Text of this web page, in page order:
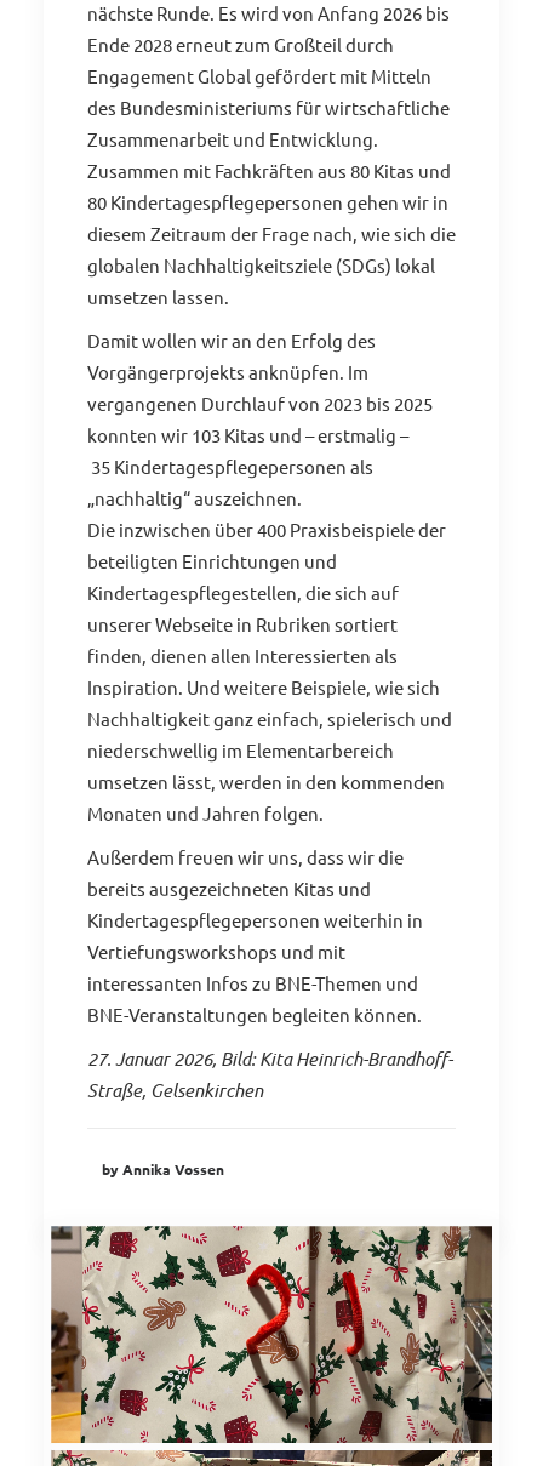
nächste Runde. Es wird von Anfang 2026 bis
Ende 2028 erneut zum Großteil durch
Engagement Global gefördert mit Mitteln
des Bundesministeriums für wirtschaftliche
Zusammenarbeit und Entwicklung.
Zusammen mit Fachkräften aus 80 Kitas und
80 Kindertagespflegepersonen gehen wir in
diesem Zeitraum der Frage nach, wie sich die
globalen Nachhaltigkeitsziele (SDGs) lokal
umsetzen lassen.
Damit wollen wir an den Erfolg des
Vorgängerprojekts anknüpfen. Im
vergangenen Durchlauf von 2023 bis 2025
konnten wir 103 Kitas und – erstmalig –
35 Kindertagespflegepersonen als
„nachhaltig“ auszeichnen.
Die inzwischen über 400 Praxisbeispiele der
beteiligten Einrichtungen und
Kindertagespflegestellen, die sich auf
unserer Webseite in Rubriken sortiert
finden, dienen allen Interessierten als
Inspiration. Und weitere Beispiele, wie sich
Nachhaltigkeit ganz einfach, spielerisch und
niederschwellig im Elementarbereich
umsetzen lässt, werden in den kommenden
Monaten und Jahren folgen.
Außerdem freuen wir uns, dass wir die
bereits ausgezeichneten Kitas und
Kindertagespflegepersonen weiterhin in
Vertiefungsworkshops und mit
interessanten Infos zu BNE-Themen und
BNE-Veranstaltungen begleiten können.
27. Januar 2026, Bild: KitaHeinrich-Brandhoff-
Straße, Gelsenkirchen
by Annika Vossen